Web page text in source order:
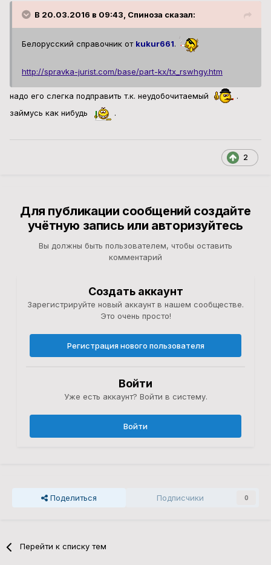
В 20.03.2016 в 09:43, Спиноза сказал:
Белорусский справочник от kukur661.
http://spravka-jurist.com/base/part-kx/tx_rswhgy.htm
надо его слегка подправить т.к. неудобочитаемый
.
займусь как нибудь
.
2
Для публикации сообщений создайте
учётную запись или авторизуйтесь
Вы должны быть пользователем, чтобы оставить
комментарий
Создать аккаунт
Зарегистрируйте новый аккаунт в нашем сообществе.
Это очень просто!
Регистрация нового пользователя
Войти
Уже есть аккаунт? Войти в систему.
Войти
Поделиться Подписчики 0
Перейти к списку тем